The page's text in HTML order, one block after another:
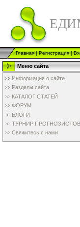
Главная|Регистрация|
Меню сайта
Информация о сайте
Разделы сайта
КАТАЛОГ СТАТЕЙ
ФОРУМ
БЛОГИ
ТУРНИР ПРОГНОЗИСТОВ
Свяжитесь с нами